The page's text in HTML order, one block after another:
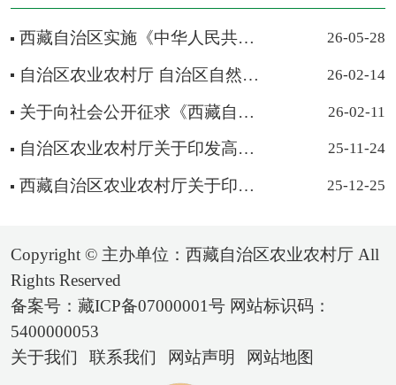
西藏自治区实施《中华人民共和国畜牧法》办法 ​（2026年5月2... 26-05-28
自治区农业农村厅 自治区自然资源厅关于印发《西藏自治区补充... 26-02-14
关于向社会公开征求《西藏自治区农村集体资金资产资源管理办... 26-02-11
自治区农业农村厅关于印发高效办成“一件事”涉及农业农村政... 25-11-24
西藏自治区农业农村厅关于印发《关于加强西藏自治区高标准农... 25-12-25
Copyright © 主办单位：西藏自治区农业农村厅 All
Rights Reserved
备案号：藏ICP备07000001号 网站标识码：
5400000053
关于我们
联系我们 网站声明 网站地图